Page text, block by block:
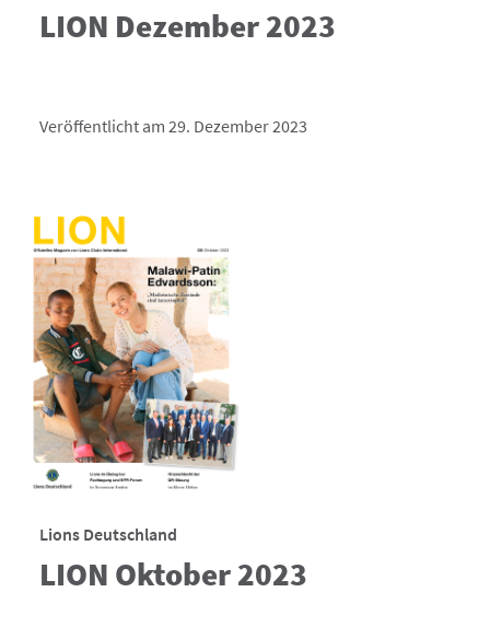
LION Dezember 2023
Veröffentlicht am 29. Dezember 2023
Lions Deutschland
LION Oktober 2023